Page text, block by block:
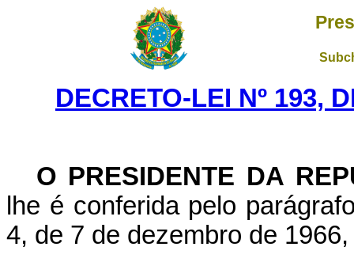
DECRETO-LEI Nº 193,
O PRESIDENTE DA
lhe é conferida pelo
4, de 7 de dezembro de 1966,